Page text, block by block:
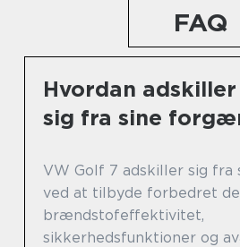
FAQ
Hvordan
sig fra sine
VW Golf 7 adskiller sig
ved at tilbyde forbedret
brændstofeffektivitet,
sikkerhedsfunktioner og